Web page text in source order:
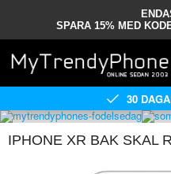
SPARA 15% MED
30
IPHONE XR BAK SKAL